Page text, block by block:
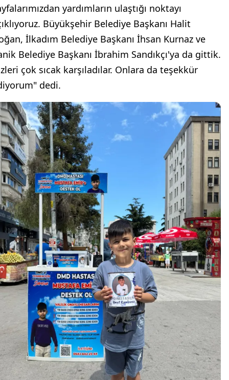
yardımların ulaştığı noktayı
Büyükşehir Belediye Başkanı Halit
İlkadım Belediye Başkanı İhsan Kurnaz ve
Belediye Başkanı İbrahim Sandıkçı'ya da gittik.
çok sıcak karşıladılar. Onlara da teşekkür
dedi.